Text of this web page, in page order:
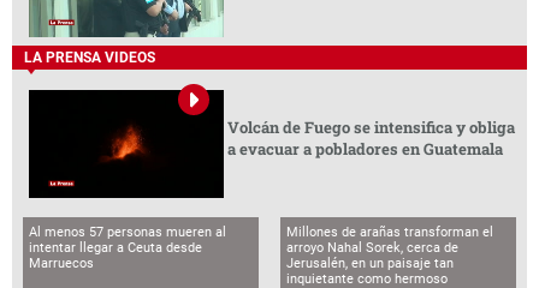
LA PRENSA VIDEOS
Volcán de Fuego se intensifica y obliga
a evacuar a pobladores en Guatemala
Al menos 57 personas mueren al
intentar llegar a Ceuta desde
Marruecos
Millones de arañas transforman el
arroyo Nahal Sorek, cerca de
Jerusalén, en un paisaje tan
inquietante como hermoso